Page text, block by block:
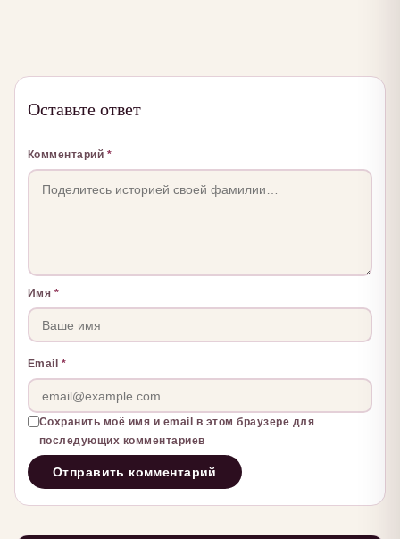
Оставьте ответ
Комментарий *
Имя *
Email *
Сохранить моё имя и email в этом браузере для
последующих комментариев